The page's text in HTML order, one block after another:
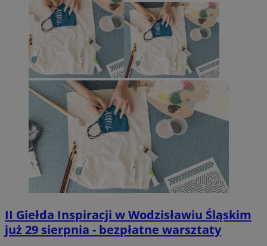
II Giełda Inspiracji w Wodzisławiu Śląskim
już 29 sierpnia - bezpłatne warsztaty